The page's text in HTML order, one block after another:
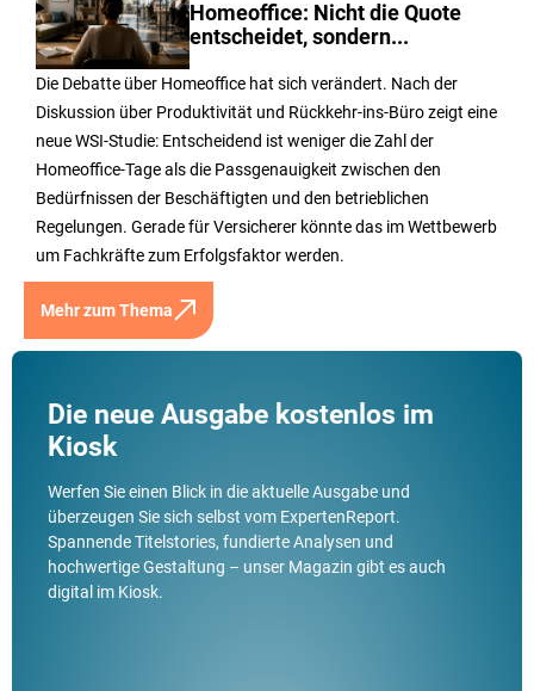
Homeoffice: Nicht die Quote
entscheidet, sondern...
Die Debatte über Homeoffice hat sich verändert. Nach der
Diskussion über Produktivität und Rückkehr-ins-Büro zeigt eine
neue WSI-Studie: Entscheidend ist weniger die Zahl der
Homeoffice-Tage als die Passgenauigkeit zwischen den
Bedürfnissen der Beschäftigten und den betrieblichen
Regelungen. Gerade für Versicherer könnte das im Wettbewerb
um Fachkräfte zum Erfolgsfaktor werden.
Mehr zum Thema
Die neue Ausgabe kostenlos im
Kiosk
Werfen Sie einen Blick in die aktuelle Ausgabe und
überzeugen Sie sich selbst vom ExpertenReport.
Spannende Titelstories, fundierte Analysen und
hochwertige Gestaltung – unser Magazin gibt es auch
digital im Kiosk.